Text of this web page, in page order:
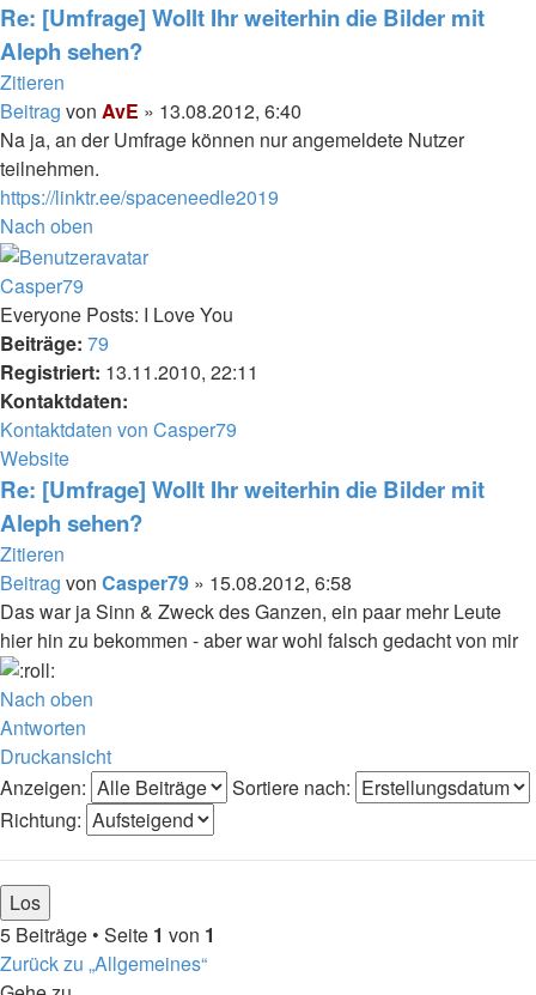
Re: [Umfrage] Wollt Ihr weiterhin die Bilder mit
Aleph sehen?
Zitieren
Beitrag von AvE » 13.08.2012, 6:40
Na ja, an der Umfrage können nur angemeldete Nutzer
teilnehmen.
https://linktr.ee/spaceneedle2019
Nach oben
Casper79
Everyone Posts: I Love You
Beiträge: 79
Registriert: 13.11.2010, 22:11
Kontaktdaten:
Kontaktdaten von Casper79
Website
Re: [Umfrage] Wollt Ihr weiterhin die Bilder mit
Aleph sehen?
Zitieren
Beitrag von Casper79 » 15.08.2012, 6:58
Das war ja Sinn & Zweck des Ganzen, ein paar mehr Leute
hier hin zu bekommen - aber war wohl falsch gedacht von mir
Nach oben
Antworten
Druckansicht
Anzeigen:
Sortiere nach:
Richtung:
5 Beiträge • Seite 1 von 1
Zurück zu „Allgemeines“